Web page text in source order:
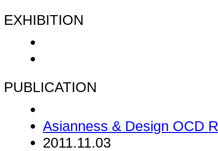
EXHIBITION
PUBLICATION
Asianness & Design OCD
2011.11.03